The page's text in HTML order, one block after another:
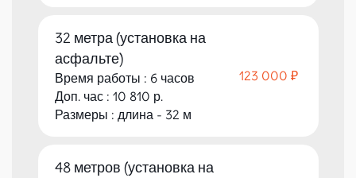
32 метра (установка на
асфальте)
Время работы : 6 часов
Доп. час : 10 810 р.
Размеры : длина - 32 м
123 000 ₽
48 метров (установка на